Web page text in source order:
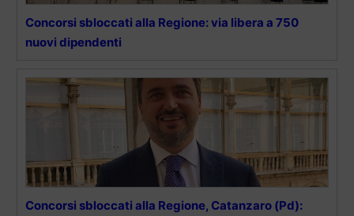
Concorsi sbloccati alla Regione: via libera a 750
nuovi dipendenti
Concorsi sbloccati alla Regione, Catanzaro (Pd):